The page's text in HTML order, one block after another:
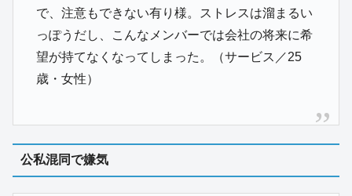
で、注意もできない有り様。ストレスは溜まるい
っぽうだし、こんなメンバーでは会社の将来に希
望が持てなくなってしまった。（サービス／25
歳・女性）
公私混同で嫌気